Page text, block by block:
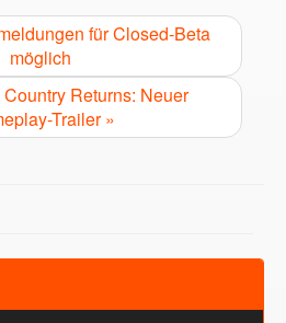
für Closed-Beta
möglich
Returns: Neuer
Trailer »